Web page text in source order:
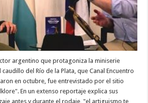
argentino que protagoniza la miniserie
del Río de la Plata, que Canal Encuentro
en octubre, fue entrevistado por el sitio
En un extenso reportaje explica sus
antes y durante el rodaje, "el artiguismo te